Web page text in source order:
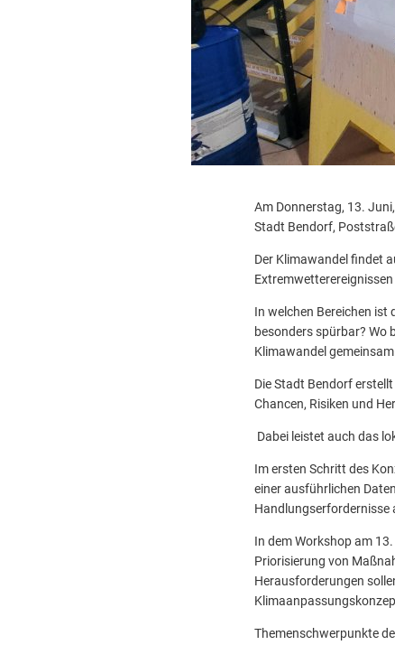
Am Donnerstag, 13.
Stadt Bendorf,
Der Klimawandel findet
In welchen Bereichen
besonders spürbar?
Klimawandel
Die Stadt Bendorf
Chancen, Risiken und
Dabei leistet auch das
Im ersten Schritt des
einer ausführlichen
Handlungserfordernisse
In dem Workshop am
Priorisierung von
Herausforderungen
Themenschwerpunkte